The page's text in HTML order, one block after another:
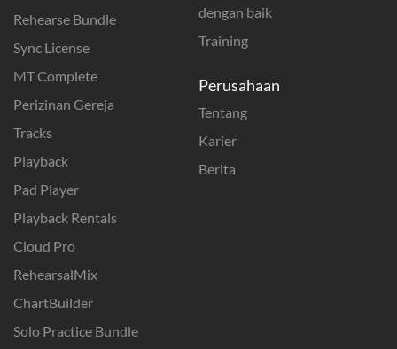
Rehearse Bundle
Sync License
MT Complete
Perizinan Gereja
Tracks
Playback
Pad Player
Playback Rentals
Cloud Pro
RehearsalMix
ChartBuilder
Solo Practice Bundle
dengan baik
Training
Perusahaan
Tentang
Karier
Berita